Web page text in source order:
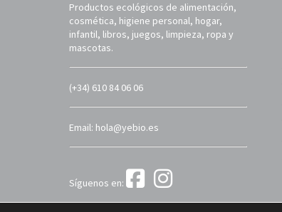
Productos ecológicos de alimentación,
cosmética, higiene personal, hogar,
infantil, libros, juegos, limpieza, ropa y
mascotas.
(+34) 610 84 06 06
Email: hola@yebio.es
Síguenos en: